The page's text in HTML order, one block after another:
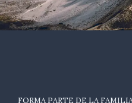
FORMA PARTE DE LA